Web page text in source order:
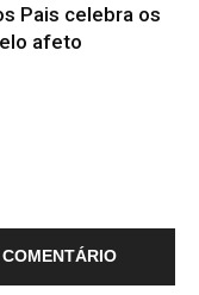
Pais celebra os
afeto